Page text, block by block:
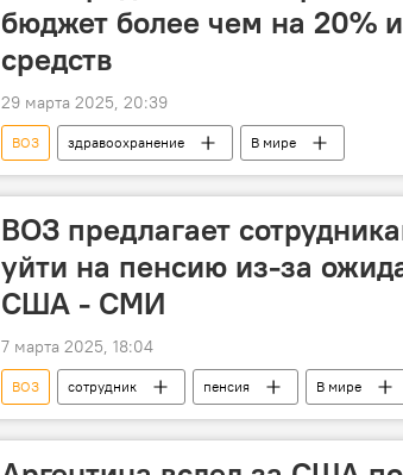
бюджет более чем на 20%
средств
29 марта 2025, 20:39
ВОЗ здравоохранение В мире
ВОЗ предлагает
уйти на пенсию из-за
США - СМИ
7 марта 2025, 18:04
ВОЗ сотрудник пенсия В мире